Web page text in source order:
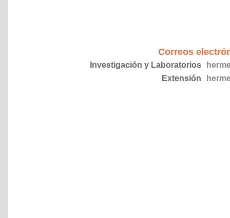
Correos
Investigación y Laboratorios
Extensión